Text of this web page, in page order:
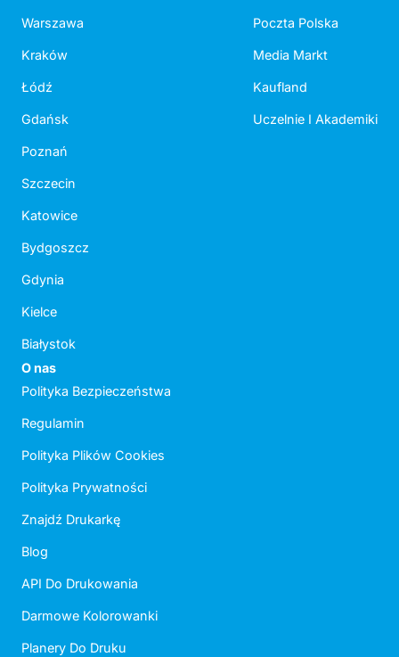
Warszawa
Kraków
Łódź
Gdańsk
Poznań
Szczecin
Katowice
Bydgoszcz
Gdynia
Kielce
Białystok
Poczta Polska
Media Markt
Kaufland
Uczelnie I Akademiki
O nas
Polityka Bezpieczeństwa
Regulamin
Polityka Plików Cookies
Polityka Prywatności
Znajdź Drukarkę
Blog
API Do Drukowania
Darmowe Kolorowanki
Planery Do Druku